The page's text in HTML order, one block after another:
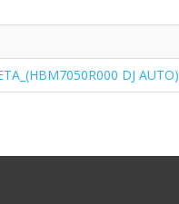
DJ AUTO)